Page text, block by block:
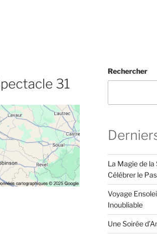
31
Rechercher
La Magie de la
Célébrer le
Voyage
Inoubliable
Une Soirée